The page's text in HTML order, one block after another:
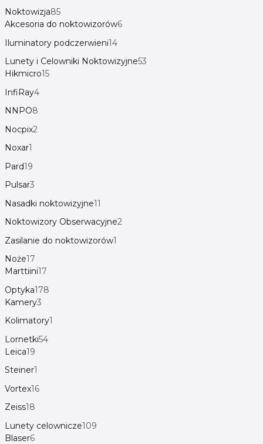
Noktowizja85
Akcesoria do noktowizorów6
Iluminatory podczerwieni14
Lunety i Celowniki Noktowizyjne53
Hikmicro15
InfiRay4
NNPO8
Nocpix2
Noxar1
Pard19
Pulsar3
Nasadki noktowizyjne11
Noktowizory Obserwacyjne2
Zasilanie do noktowizorów1
Noże17
Marttiini17
Optyka178
Kamery3
Kolimatory1
Lornetki54
Leica19
Steiner1
Vortex16
Zeiss18
Lunety celownicze109
Blaser6